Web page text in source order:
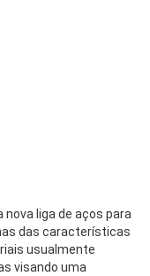
liga de aços para
das características
usualmente
visando uma